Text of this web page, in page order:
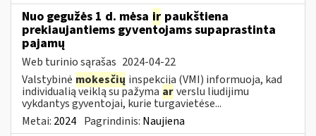
Nuo gegužės 1 d. mėsa ir paukštiena
prekiaujantiems gyventojams supaprastinta
pajamų
Web turinio sąrašas 2024-04-22
Valstybinė mokesčių inspekcija (VMI) informuoja, kad
individualią veiklą su pažyma arverslu liudijimu
vykdantys gyventojai, kurie turgavietėse...
Metai: 2024 Pagrindinis: Naujiena